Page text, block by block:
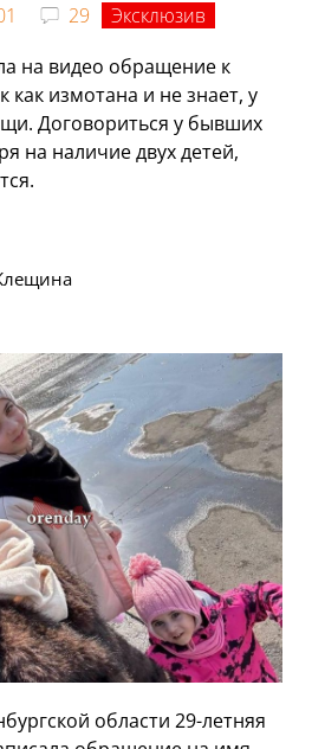
29
Эксклюзив
на видео обращение к
как измотана и не знает, у
Договориться у бывших
на наличие двух детей,
области 29-летняя